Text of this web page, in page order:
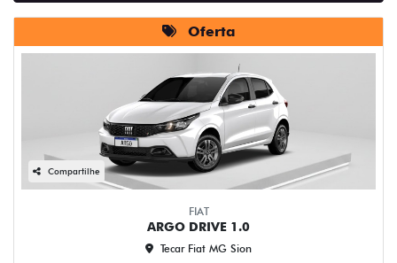
Oferta
Compartilhe
FIAT
ARGO DRIVE 1.0
Tecar Fiat MG Sion